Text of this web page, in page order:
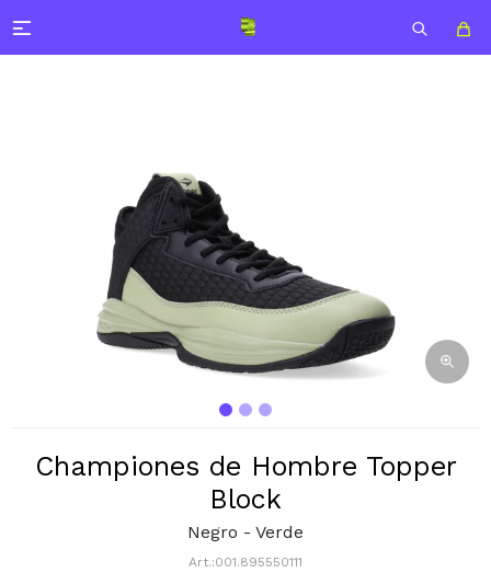

Championes de Hombre Topper
Block
Negro - Verde
001.895550111